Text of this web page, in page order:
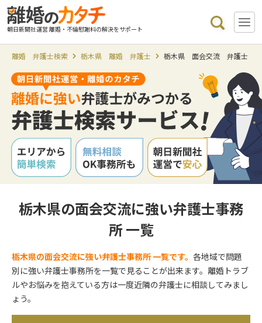
朝日新聞社運営 離婚・不倫慰謝料の解決をサポート
離婚 弁護士検索 栃木県 離婚 弁護士 栃木県 面会交流 弁護士
栃木県の面会交流に強い弁護士事務
所 一覧
栃木県の面会交流に強い弁護士事務所 一覧です。各地域で問題
別に強い弁護士事務所を一覧で見ることが出来ます。離婚トラブ
ルやお悩みを抱えている方は一度近隣の弁護士に相談してみまし
ょう。